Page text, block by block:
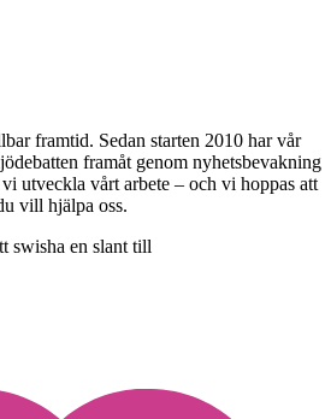
framtid. Sedan starten 2010 har vår
framåt genom nyhetsbevakning
utveckla vårt arbete – och vi hoppas att
vill hjälpa oss.
swisha en slant till